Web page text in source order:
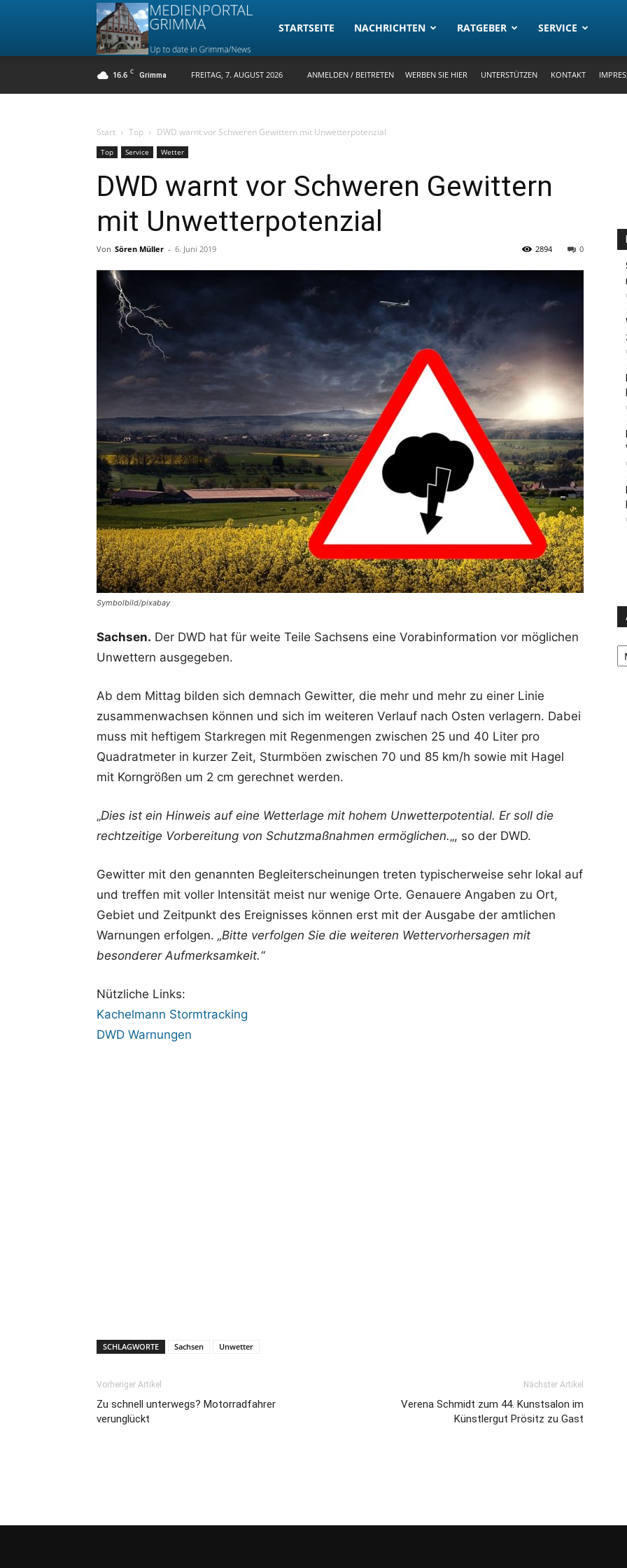
Medienportal
STARTSEITE NACHRICHTEN RATGEBER SERVICE
16.6 C Grimma FREITAG, 7. AUGUST 2026 ANMELDEN / BEITRETEN WERBEN SIE HIER UNTERSTÜTZEN KONTAKT
Start Top DWD warnt vor Schweren Gewittern mit Unwetterpotenzial
Top Service Wetter
DWD warnt vor Schweren Gewittern
mit Unwetterpotenzial
Von Sören Müller - 6. Juni 2019 0
2894
Symbolbild/pixabay
Sachsen. Der DWD hat für weite Teile Sachsens eine Vorabinformation vor möglichen
Unwettern ausgegeben.
Ab dem Mittag bilden sich demnach Gewitter, die mehr und mehr zu einer Linie
zusammenwachsen können und sich im weiteren Verlauf nach Osten verlagern. Dabei
muss mit heftigem Starkregen mit Regenmengen zwischen 25 und 40 Liter pro
Quadratmeter in kurzer Zeit, Sturmböen zwischen 70 und 85 km/h sowie mit Hagel
mit Korngrößen um 2 cm gerechnet werden.
„Dies ist ein Hinweis auf eine Wetterlage mit hohem Unwetterpotential. Er soll die
rechtzeitige Vorbereitung von Schutzmaßnahmen ermöglichen.„, so der DWD.
Gewitter mit den genannten Begleiterscheinungen treten typischerweise sehr lokal auf
und treffen mit voller Intensität meist nur wenige Orte. Genauere Angaben zu Ort,
Gebiet und Zeitpunkt des Ereignisses können erst mit der Ausgabe der amtlichen
Warnungen erfolgen. „Bitte verfolgen Sie die weiteren Wettervorhersagen mit
besonderer Aufmerksamkeit.“
Nützliche Links:
Kachelmann Stormtracking
DWD Warnungen
SCHLAGWORTE Sachsen Unwetter
Vorheriger Artikel
Zu schnell unterwegs? Motorradfahrer
verunglückt
Nächster Artikel
Verena Schmidt zum 44. Kunstsalon im
Künstlergut Prösitz zu Gast